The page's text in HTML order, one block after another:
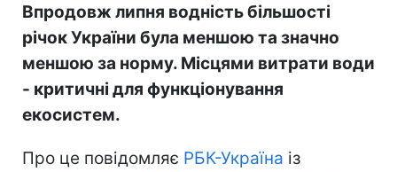
Впродовж липня водність більшості
річок України була меншою та значно
меншою за норму. Місцями витрати води
- критичні для функціонування
екосистем.
Про це повідомляє РБК-Україна із